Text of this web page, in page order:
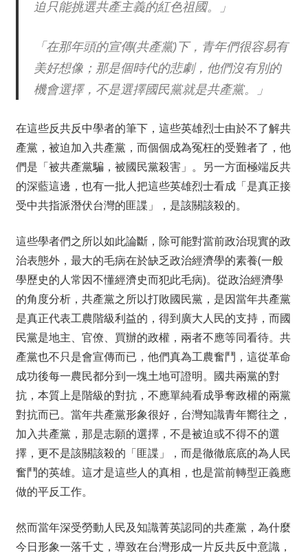
迫只能挑選共產主義的紅色祖國。」
「在那年頭的宣傳(共產黨)下，青年們很容易有
美好想像；那是個時代的悲劇，他們沒有別的
機會選擇，不是選擇國民黨就是共產黨。」
在這些反共反中學者的筆下，這些英雄烈士由於不了解共
產黨，被迫加入共產黨，而個個成為冤枉的受難者了，他
們是「被共產黨騙，被國民黨殺害」。另一方面極端反共
的深藍這邊，也有一批人把這些英雄烈士看成「是真正接
受中共指派潛伏台灣的匪諜」，是該關該殺的。
這些學者們之所以如此論斷，除可能對當前政治現實的政
治表態外，最大的毛病在於缺乏政治經濟學的素養(一般
學歷史的人常因不懂經濟史而犯此毛病)。從政治經濟學
的角度分析，共產黨之所以打敗國民黨，是因當年共產黨
是真正代表工農階級利益的，得到廣大人民的支持，而國
民黨是地主、官僚、買辦的政權，兩者不應等同看待。共
產黨也不只是會宣傳而已，他們真為工農奮鬥，這從革命
成功後每一農民都分到一塊土地可證明。國共兩黨的對
抗，本質上是階級的對抗，不應單純看成爭奪政權的兩黨
對抗而已。當年共產黨形象很好，台灣知識青年嚮往之，
加入共產黨，那是志願的選擇，不是被迫或不得不的選
擇，更不是該關該殺的「匪諜」，而是徹徹底底的為人民
奮鬥的英雄。這才是這些人的真相，也是當前轉型正義應
做的平反工作。
然而當年深受勞動人民及知識菁英認同的共產黨，為什麼
今日形象一落千丈，導致在台灣形成一片反共反中意識，